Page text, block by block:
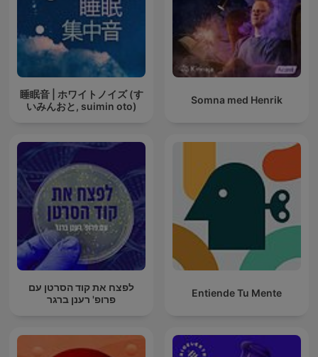
睡眠音 | ホワイトノイズ (す
いみんおと, suimin oto)
Somna med Henrik
לפצח את קוד הסרטן עם
פרופ' רענן ברגר
Entiende Tu Mente